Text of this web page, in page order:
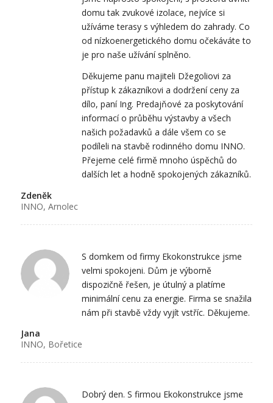
domu tak zvukové izolace, nejvíce si
užíváme terasy s výhledem do zahrady. Co
od nízkoenergetického domu očekáváte to
je pro naše užívání splněno.
Děkujeme panu majiteli Džegoliovi za
přístup k zákazníkovi a dodržení ceny za
dílo, paní Ing. Predajňové za poskytování
informací o průběhu výstavby a všech
našich požadavků a dále všem co se
podíleli na stavbě rodinného domu INNO.
Přejeme celé firmě mnoho úspěchů do
dalších let a hodně spokojených zákazníků.
Zdeněk
INNO, Arnolec
S domkem od firmy Ekokonstrukce jsme
velmi spokojeni. Dům je výborně
dispozičně řešen, je útulný a platíme
minimální cenu za energie. Firma se snažila
nám při stavbě vždy vyjít vstříc. Děkujeme.
Jana
INNO, Bořetice
Dobrý den. S firmou Ekokonstrukce jsme